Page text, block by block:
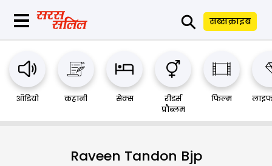
⚲ सब्सक्राइब
ऑडियो कहानी सेक्स
रीडर्स
प्रौब्लम
फिल्म
Raveen Tandon Bjp